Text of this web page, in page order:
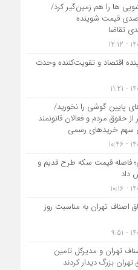
ها را هم زمین‌گیر کرد/
۱۱۰درصدی قیمت شوینده
اقتصاد و تقویت‌کننده وحدت
پایین گوشی را نخورید/
حقوق مردم و فعالان قانونمند
سهم خریدهای رسمی
فاصله قیمت سکه طرح قدیم و
داد
اصناف تهران به مناسبت روز
تهران و مدیرکل تامین
بزرگ دیدار کردند